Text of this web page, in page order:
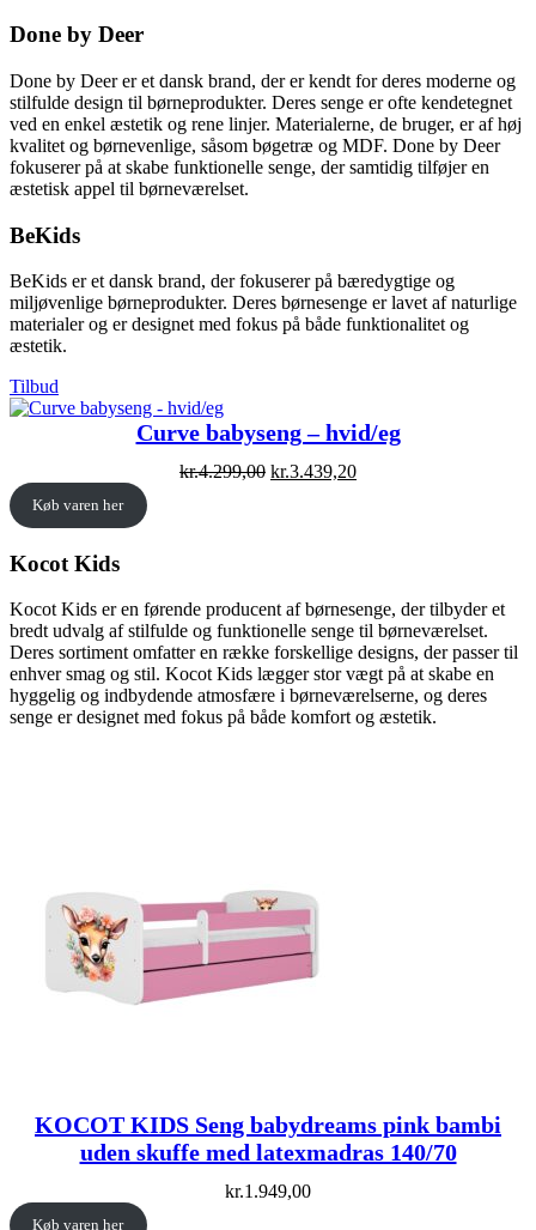
Done by Deer
Done by Deer er et dansk brand, der er kendt for deres moderne og
stilfulde design til børneprodukter. Deres senge er ofte kendetegnet
ved en enkel æstetik og rene linjer. Materialerne, de bruger, er af høj
kvalitet og børnevenlige, såsom bøgetræ og MDF. Done by Deer
fokuserer på at skabe funktionelle senge, der samtidig tilføjer en
æstetisk appel til børneværelset.
BeKids
BeKids er et dansk brand, der fokuserer på bæredygtige og
miljøvenlige børneprodukter. Deres børnesenge er lavet af naturlige
materialer og er designet med fokus på både funktionalitet og
æstetik.
Tilbud
på
Curve babyseng – hvid/eg
kr.4.299,00 Original
kr.3.439,20Current
Køb varen her
Kocot Kids
Kocot Kids er en førende producent af børnesenge, der tilbyder et
bredt udvalg af stilfulde og funktionelle senge til børneværelset.
Deres sortiment omfatter en række forskellige designs, der passer til
enhver smag og stil. Kocot Kids lægger stor vægt på at skabe en
hyggelig og indbydende atmosfære i børneværelserne, og deres
senge er designet med fokus på både komfort og æstetik.
KOCOT KIDS Seng babydreams pink bambi
uden skuffe med latexmadras 140/70
kr.1.949,00
Køb varen her